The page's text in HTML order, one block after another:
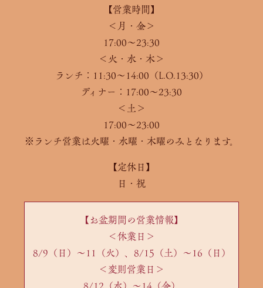
【営業時間】
＜月・金＞
17:00〜23:30
＜火・水・木＞
ランチ：11:30～14:00（L.O.13:30）
ディナー：17:00～23:30
＜土＞
17:00～23:00
※ランチ営業は火曜・水曜・木曜のみとなります。
【定休日】
日・祝
【お盆期間の営業情報】
＜休業日＞
8/9（日）～11（火）、8/15（土）～16（日）
＜変則営業日＞